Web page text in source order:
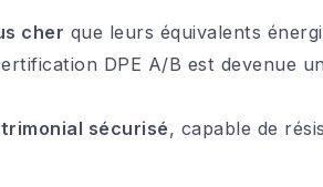
cher que leurs équivalents
DPE A/B est devenue
sécurisé, capable de